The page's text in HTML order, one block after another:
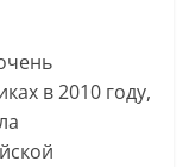
в 2010 году,